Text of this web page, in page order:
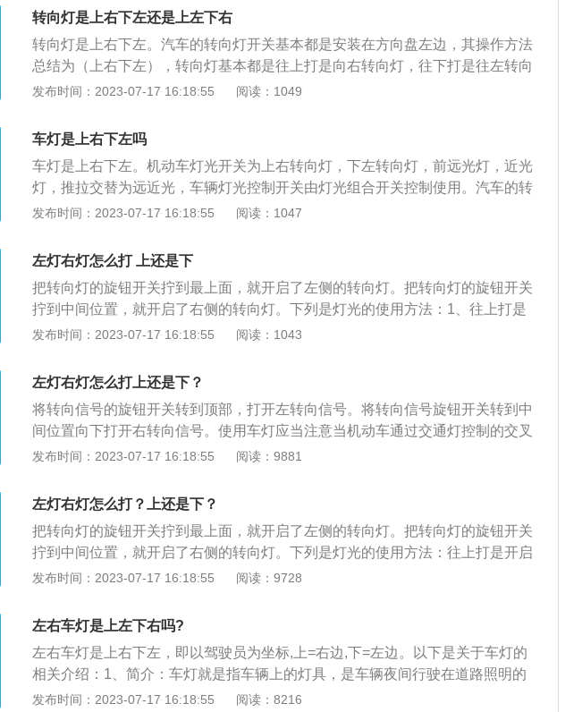
基本在1432左右。二、灯珠倾斜角度的安装:看起来像Z形，感觉分为上下两半分
别向一个方向移动，上下有重叠区域，宽度略挤，重叠部分中心基本有1519左右
的照度。三、灯珠左右安装:是大面积的类长方形轮廓，中间区域照明亮度基本在
2110左右。也就是说，灯珠在左右方向的照度比上下方向的照度多近700，比灯
珠倾斜角度的照度多近600。
转向灯是上右下左还是上左下右
转向灯是上右下左。汽车的转向灯开关基本都是安装在方向盘左边，其操作方法
总结为（上右下左），转向灯基本都是往上打是向右转向灯，往下打是往左转向
灯，这样设计也是为了符合人体感觉，更符合人体的操作思维。使用转向灯的注
界其他车主留下充足的反应时间，防止因为反应不及时造成意外事故。2.当在行
驶过程中遇到事情需要进行靠边停车时，停在路边的时候要保持打右转向灯，当
车辆从停车处启动驶离的时候，则需要打左转向灯。
发布时间：2023-07-17 16:18:55 阅读：1049
车灯是上右下左吗
车灯是上右下左。机动车灯光开关为上右转向灯，下左转向灯，前远光灯，近光
灯，推拉交替为远近光，车辆灯光控制开关由灯光组合开关控制使用。汽车的转
向灯开关基本都是安装在方向盘左边。其操作方法总结为上右下左，车主只要把
绍：1、汽车方向盘左边有一个拨杆，往下拉左转向灯亮，往上抬右转向灯亮
起。2、打开转向灯会发出具有闪烁的灯光，附近的人注意到就可以及时地避
让，避免车祸的出现。3、转向灯起到提醒的作用，提醒周围的车和行人。
发布时间：2023-07-17 16:18:55 阅读：1047
左灯右灯怎么打 上还是下
把转向灯的旋钮开关拧到最上面，就开启了左侧的转向灯。把转向灯的旋钮开关
拧到中间位置，就开启了右侧的转向灯。下列是灯光的使用方法：1、往上打是
开启右转向灯。2、往下打是开启左转向灯。3、往前拉是远光灯亮一次。4、往
过有交通信号灯控制的交叉路口，向左转弯时，开启转向灯，夜间行驶开启近光
灯。2、夜间：夜间路灯开启期间，或者遇有雾、雨、雪、沙尘、冰雹等低能见
度情况下行驶时，应当开启前照灯、示廓灯和后位灯。3、同方向行驶：同方向
行驶的后车与前车近距离行驶时，不得使用远光灯。4、转弯：转弯、变更车
道、超车、掉头、靠边停车时应当提前100米至50米开启转向灯。5、没有交通信
控制的路口时，应当交替使用远近光灯示意。6、在没有中心隔离设施或者没有
中心线的道路上：夜间会车应当在距相对方向来车150米以外改用近光灯，在窄
路、窄桥与非机动车会车时应当使用近光灯。7、机动车在道路上发生故障或者
后50米至100米处设置警告标志，夜间还应当同时开启示廓灯和后位灯。
发布时间：2023-07-17 16:18:55 阅读：1043
左灯右灯怎么打上还是下？
将转向信号的旋钮开关转到顶部，打开左转向信号。将转向信号旋钮开关转到中
间位置向下打开右转向信号。使用车灯应当注意当机动车通过交通灯控制的交叉
口时，左转时打开转向灯，夜间驾驶时打开近光。夜间路灯亮时，或在雾、雨、
方向行驶的后车靠近前车时，不得使用远光灯。转弯、变道、超车、掉头和靠边
停车时，提前100至50米打开转向信号灯。当机动车在夜间通过急弯、斜坡道
路、拱桥、人行横道或不受交通信号灯控制的交叉口时，应交替使用远光灯和近
光灯进行指示。
发布时间：2023-07-17 16:18:55 阅读：9881
左灯右灯怎么打？上还是下？
把转向灯的旋钮开关拧到最上面，就开启了左侧的转向灯。把转向灯的旋钮开关
拧到中间位置，就开启了右侧的转向灯。下列是灯光的使用方法：往上打是开启
右转向灯。往下打是开启左转向灯。往前拉是远光灯亮一次。往后推是远光灯长
口，向左转弯时，开启转向灯，夜间行驶开启近光灯。夜间路灯开启期间，或者
遇有雾、雨、雪、沙尘、冰雹等低能见度情况下行驶时，应当开启前照灯、示廓
灯和后位灯。同方向行驶的后车与前车近距离行驶时，不得使用远光灯。转弯、
变更车道、超车、掉头、靠边停车时应当提前100米至50米开启转向灯。机动车
在夜间通过急弯、坡路、拱桥、人行横道或者没有交通信号灯控制的路口时，应
发布时间：2023-07-17 16:18:55 阅读：9728
左右车灯是上左下右吗?
左右车灯是上右下左，即以驾驶员为坐标,上=右边,下=左边。以下是关于车灯的
相关介绍：1、简介：车灯就是指车辆上的灯具，是车辆夜间行驶在道路照明的
工具，也是发出各种车辆行驶信号的提示工具。2、种类：前照灯（组合前照灯
发布时间：2023-07-17 16:18:55 阅读：8216